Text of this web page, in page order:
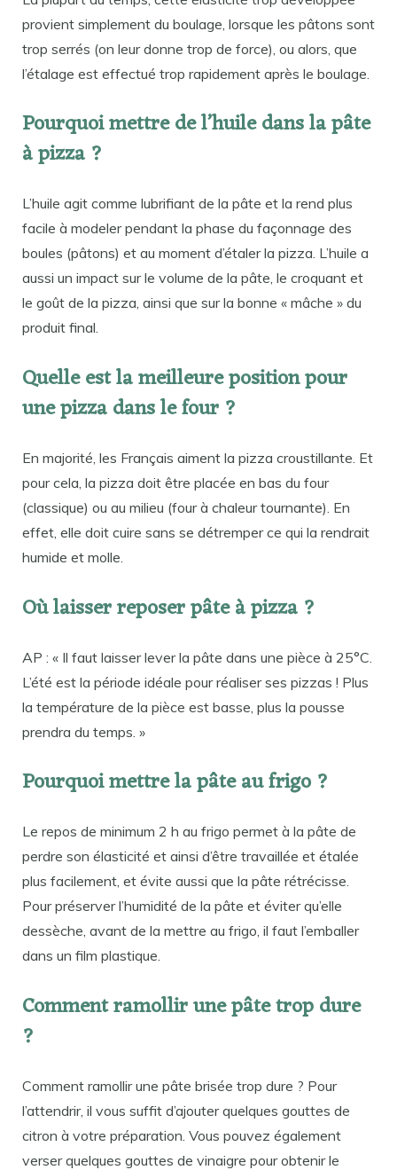
provient simplement du boulage, lorsque les pâtons sont
trop serrés (on leur donne trop de force), ou alors, que
l’étalage est effectué trop rapidement après le boulage.
Pourquoi mettre de l’huile dans la pâte
à pizza ?
L’huile agit comme lubrifiant de la pâte et la rend plus
facile à modeler pendant la phase du façonnage des
boules (pâtons) et au moment d’étaler la pizza. L’huile a
aussi un impact sur le volume de la pâte, le croquant et
le goût de la pizza, ainsi que sur la bonne « mâche » du
produit final.
Quelle est la meilleure position pour
une pizza dans le four ?
En majorité, les Français aiment la pizza croustillante. Et
pour cela, la pizza doit être placée en bas du four
(classique) ou au milieu (four à chaleur tournante). En
effet, elle doit cuire sans se détremper ce qui la rendrait
humide et molle.
Où laisser reposer pâte à pizza ?
AP : « Il faut laisser lever la pâte dans une pièce à 25°C.
L’été est la période idéale pour réaliser ses pizzas ! Plus
la température de la pièce est basse, plus la pousse
prendra du temps. »
Pourquoi mettre la pâte au frigo ?
Le repos de minimum 2 h au frigo permet à la pâte de
perdre son élasticité et ainsi d’être travaillée et étalée
plus facilement, et évite aussi que la pâte rétrécisse.
Pour préserver l’humidité de la pâte et éviter qu’elle
dessèche, avant de la mettre au frigo, il faut l’emballer
dans un film plastique.
Comment ramollir une pâte trop dure
?
Comment ramollir une pâte brisée trop dure ? Pour
l’attendrir, il vous suffit d’ajouter quelques gouttes de
citron à votre préparation. Vous pouvez également
verser quelques gouttes de vinaigre pour obtenir le